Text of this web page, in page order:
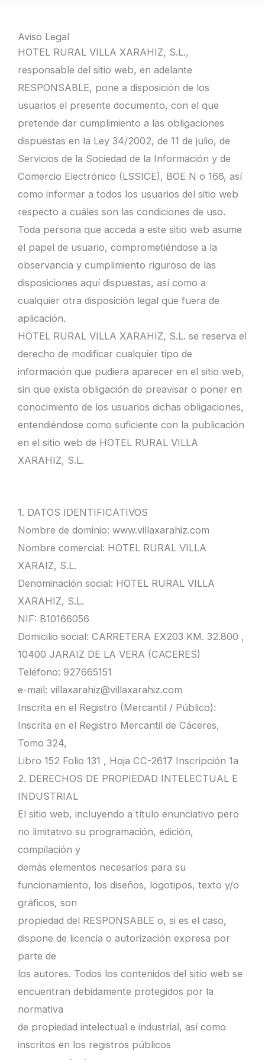
Aviso Legal
HOTEL RURAL VILLA XARAHIZ, S.L.,
responsable del sitio web, en adelante
RESPONSABLE, pone a disposición de los
usuarios el presente documento, con el que
pretende dar cumplimiento a las obligaciones
dispuestas en la Ley 34/2002, de 11 de julio, de
Servicios de la Sociedad de la Información y de
Comercio Electrónico (LSSICE), BOE N o 166, así
como informar a todos los usuarios del sitio web
respecto a cuáles son las condiciones de uso.
Toda persona que acceda a este sitio web asume
el papel de usuario, comprometiéndose a la
observancia y cumplimiento riguroso de las
disposiciones aquí dispuestas, así como a
cualquier otra disposición legal que fuera de
aplicación.
HOTEL RURAL VILLA XARAHIZ, S.L. se reserva el
derecho de modificar cualquier tipo de
información que pudiera aparecer en el sitio web,
sin que exista obligación de preavisar o poner en
conocimiento de los usuarios dichas obligaciones,
entendiéndose como suficiente con la publicación
en el sitio web de HOTEL RURAL VILLA
XARAHIZ, S.L.
1. DATOS IDENTIFICATIVOS
Nombre de dominio: www.villaxarahiz.com
Nombre comercial: HOTEL RURAL VILLA
XARAIZ, S.L.
Denominación social: HOTEL RURAL VILLA
XARAHIZ, S.L.
NIF: B10166056
Domicilio social: CARRETERA EX203 KM. 32.800 ,
10400 JARAIZ DE LA VERA (CACERES)
Teléfono: 927665151
e-mail: villaxarahiz@villaxarahiz.com
Inscrita en el Registro (Mercantil / Público):
Inscrita en el Registro Mercantil de Cáceres,
Tomo 324,
Libro 152 Folio 131 , Hoja CC-2617 Inscripción 1a
2. DERECHOS DE PROPIEDAD INTELECTUAL E
INDUSTRIAL
El sitio web, incluyendo a título enunciativo pero
no limitativo su programación, edición,
compilación y
demás elementos necesarios para su
funcionamiento, los diseños, logotipos, texto y/o
gráficos, son
propiedad del RESPONSABLE o, si es el caso,
dispone de licencia o autorización expresa por
parte de
los autores. Todos los contenidos del sitio web se
encuentran debidamente protegidos por la
normativa
de propiedad intelectual e industrial, así como
inscritos en los registros públicos